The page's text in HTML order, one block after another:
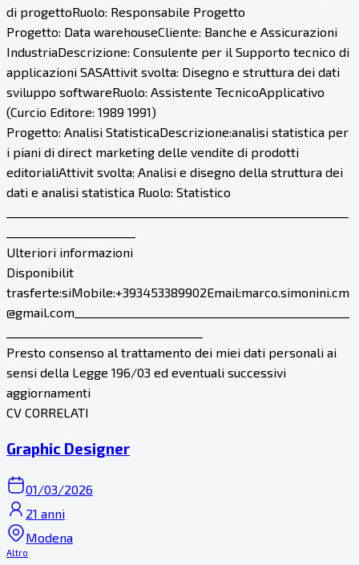
di progettoRuolo: Responsabile Progetto
Progetto: Data warehouseCliente: Banche e Assicurazioni
IndustriaDescrizione: Consulente per il Supporto tecnico di
applicazioni SASAttivit svolta: Disegno e struttura dei dati
sviluppo softwareRuolo: Assistente TecnicoApplicativo
(Curcio Editore: 1989 1991)
Progetto: Analisi StatisticaDescrizione:analisi statistica per
i piani di direct marketing delle vendite di prodotti
editorialiAttivit svolta: Analisi e disegno della struttura dei
dati e analisi statistica Ruolo: Statistico
Ulteriori informazioni
Disponibilit
trasferte:siMobile:+393453389902Email:marco.simonini.cm
@gmail.com_________________________________________________
Presto consenso al trattamento dei miei dati personali ai
sensi della Legge 196/03 ed eventuali successivi
aggiornamenti
CV CORRELATI
Graphic Designer
01/03/2026
21 anni
Modena
Altro